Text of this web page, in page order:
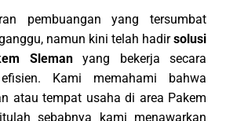
pembuangan yang tersumbat
namun kini telah hadirsolusi
Slemanyang bekerja secara
Kami memahami bahwa
atau tempat usaha di area Pakem
sebabnya kami menawarkan